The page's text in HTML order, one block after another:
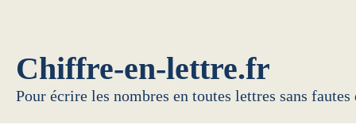
Chiffre-en-lettre.fr
Pour écrire les nombres en toutes lettres sans